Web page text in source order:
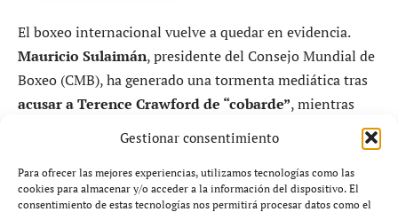
Gestionar consentimiento
Para ofrecer las mejores experiencias, utilizamos tecnologías como las
cookies para almacenar y/o acceder a la información del dispositivo. El
consentimiento de estas tecnologías nos permitirá procesar datos como el
El boxeo internacional vuelve a quedar en evidencia.
Mauricio Sulaimán, presidente del Consejo Mundial de
Boxeo (CMB), ha generado una tormenta mediática tras
acusar a Terence Crawford de “cobarde”, mientras
amenazan